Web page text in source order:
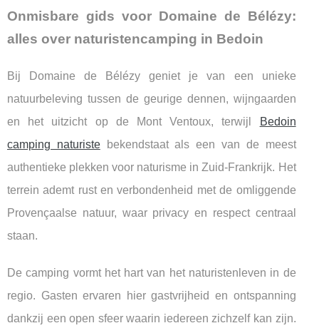
Onmisbare gids voor Domaine de Bélézy:
alles over naturistencamping in Bedoin
Bij Domaine de Bélézy geniet je van een unieke
natuurbeleving tussen de geurige dennen, wijngaarden
en het uitzicht op de Mont Ventoux, terwijl
Bedoin
camping naturistebekendstaat als een van de meest
authentieke plekken voor naturisme in Zuid-Frankrijk. Het
terrein ademt rust en verbondenheid met de omliggende
Provençaalse natuur, waar privacy en respect centraal
staan.
De camping vormt het hart van het naturistenleven in de
regio. Gasten ervaren hier gastvrijheid en ontspanning
dankzij een open sfeer waarin iedereen zichzelf kan zijn.